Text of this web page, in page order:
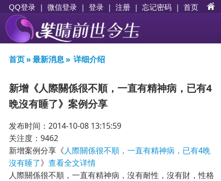
QQ登录 | 微信登录 | 登录 | 注册 | 忘记密码 | 首页
首页»最新消息» 详细介绍
新增《人際關係很不順，一直有精神病，已有4
晩沒有睡了》案例分享
发布时间：2014-10-08 13:15:59
关注度：9462
新增案例分享《人際關係很不順，一直有精神病，已有4晩
沒有睡了》 查看全文详情
人際關係很不順，一直有精神病，沒有耐性，沒有財，性格